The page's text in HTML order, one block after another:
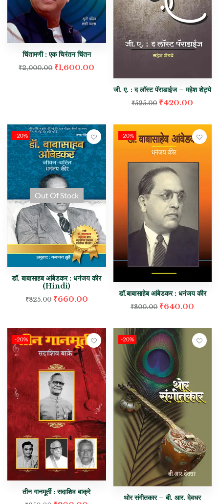
चिंतामणी : एक चिरंतन चिंतन
₹2,000.00 ₹1,600.00
जी. ए. : द लॉस्ट पॅराडाईज – महेश शेट्ये
₹525.00 ₹420.00
-20%
Out Of Stock
डॉ. बाबासाहब आंबेडकर : धनंजय कीर
(Hindi)
₹825.00 ₹660.00
-20%
डॉ.बाबासाहेब आंबेडकर : धनंजय कीर
₹800.00 ₹640.00
-20%
तीन गानमूर्ती : सदाशिव बाक्रे
-20%
थोर संगीतकार – बी. आर. देवधर